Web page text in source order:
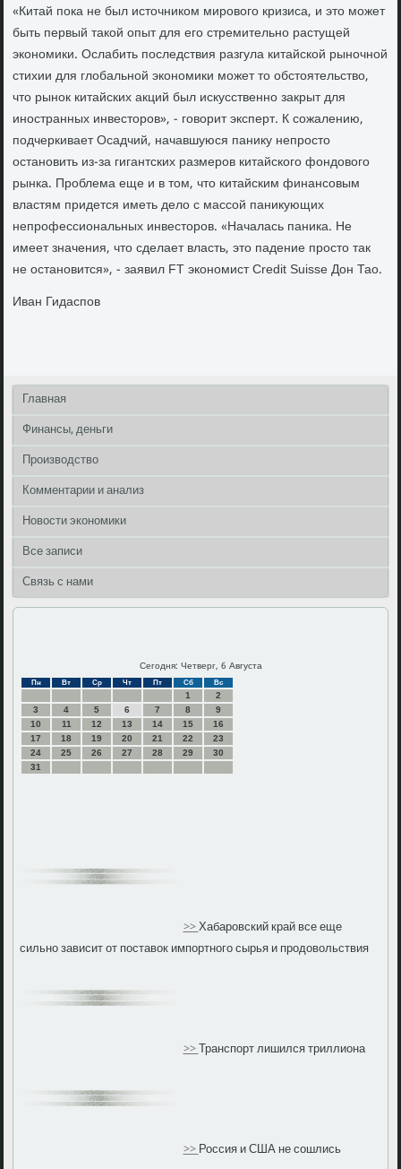
«Китай пока не был источником мирового кризиса, и это может
быть первый такой опыт для его стремительно растущей
экономики. Ослабить последствия разгула китайской рыночной
стихии для глобальной экономики может то обстоятельство,
что рынок китайских акций был искусственно закрыт для
иностранных инвесторов», - говорит эксперт. К сожалению,
подчеркивает Осадчий, начавшуюся панику непросто
остановить из-за гигантских размеров китайского фондового
рынка. Проблема еще и в том, что китайским финансовым
властям придется иметь дело с массой паникующих
непрофессиональных инвесторов. «Началась паника. Не
имеет значения, что сделает власть, это падение просто так
не остановится», - заявил FT экономист Credit Suisse Дон Тао.
Иван Гидаспов
Главная
Финансы, деньги
Производство
Комментарии и анализ
Новости экономики
Все записи
Связь с нами
Сегодня: Четверг, 6 Августа
Пн Вт Ср Чт Пт Сб Вс
1
2
3
4 5 6 7 8
9
10
11 12 13 14 15
16
17
18 19 20 21 22
23
24
25 26 27 28 29
30
31
>>Хабаровский край все еще
сильно зависит от поставок импортного сырья и продовольствия
>>Транспорт лишился триллиона
>>Россия и США не сошлись